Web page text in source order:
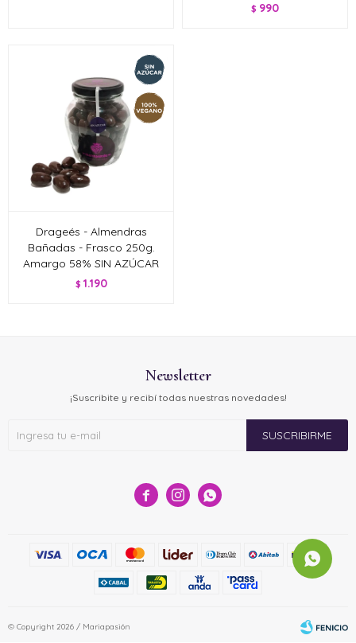
$ 990
Drageés - Almendras
Bañadas - Frasco 250g.
Amargo 58% SIN AZÚCAR
$ 1.190
  
Newsletter
¡Suscribite y recibí todas nuestras novedades!
SUSCRIBIRME
© Copyright 2026 / Mariapasión